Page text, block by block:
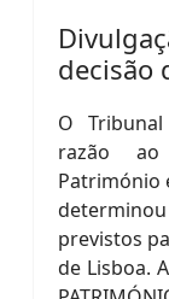
decisão
O
razão
Património
previstos
de Lisboa.